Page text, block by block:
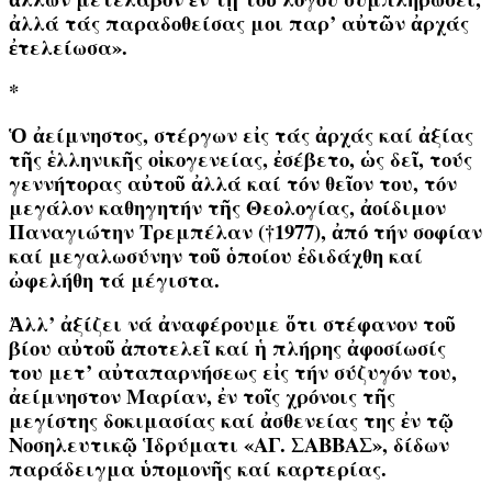
ἀλλά τάς παραδοθείσας μοι παρ’ αὐτῶν ἀρχάς
ἐτελείωσα».
*
Ὁ ἀείμνηστος, στέργων εἰς τάς ἀρχάς καί ἀξίας
τῆς ἑλληνικῆς οἰκογενείας, ἐσέβετο, ὡς δεῖ, τούς
γεννήτορας αὐτοῦ ἀλλά καί τόν θεῖον του, τόν
μεγάλον καθηγητήν τῆς Θεολογίας, ἀοίδιμον
Παναγιώτην Τρεμπέλαν (†1977), ἀπό τήν σοφίαν
καί μεγαλωσύνην τοῦ ὁποίου ἐδιδάχθη καί
ὠφελήθη τά μέγιστα.
Ἀλλ’ ἀξίζει νά ἀναφέρουμε ὅτι στέφανον τοῦ
βίου αὐτοῦ ἀποτελεῖ καί ἡ πλήρης ἀφοσίωσίς
του μετ’ αὐταπαρνήσεως εἰς τήν σύζυγόν του,
ἀείμνηστον Μαρίαν, ἐν τοῖς χρόνοις τῆς
μεγίστης δοκιμασίας καί ἀσθενείας της ἐν τῷ
Νοσηλευτικῷ Ἱδρύματι «ΑΓ. ΣΑΒΒΑΣ», δίδων
παράδειγμα ὑπομονῆς καί καρτερίας.